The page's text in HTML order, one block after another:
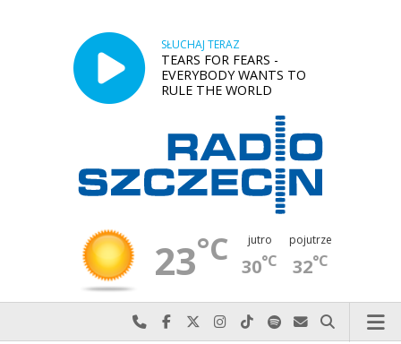
SŁUCHAJ TERAZ
TEARS FOR FEARS -
EVERYBODY WANTS TO
RULE THE WORLD
23°C jutro
30°C
pojutrze
32°C
Najlepiej po prostu do nas zadzwoń
Odwiedź nas na Facebook-u
Odwiedź nas na X
Odwiedź nas na Instagram-ie
Odwiedź nas na TikTok-u
Szukaj nas na Spotify
Wyślij do nas
Szukaj